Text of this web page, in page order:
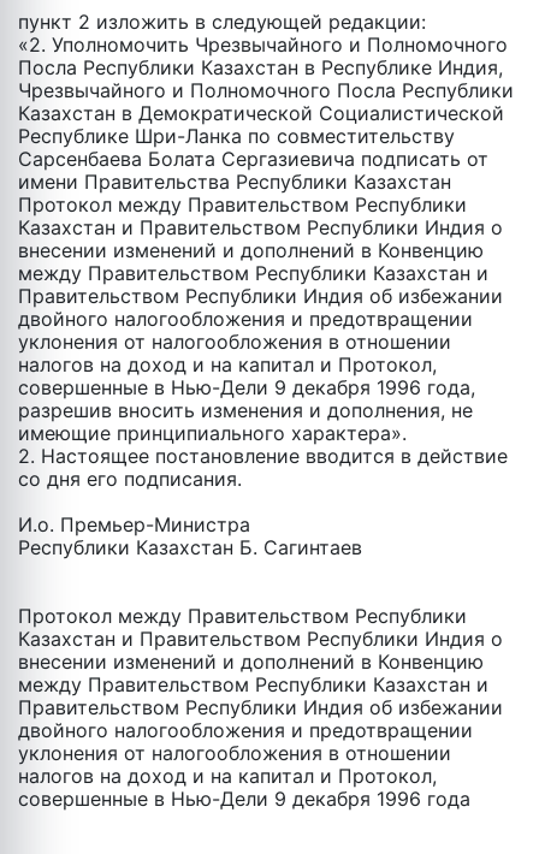
пункт 2 изложить в следующей редакции:
«2. Уполномочить Чрезвычайного и Полномочного
Посла Республики Казахстан в Республике Индия,
Чрезвычайного и Полномочного Посла Республики
Казахстан в Демократической Социалистической
Республике Шри-Ланка по совместительству
Сарсенбаева Болата Сергазиевича подписать от
имени Правительства Республики Казахстан
Протокол между Правительством Республики
Казахстан и Правительством Республики Индия о
внесении изменений и дополнений в Конвенцию
между Правительством Республики Казахстан и
Правительством Республики Индия об избежании
двойного налогообложения и предотвращении
уклонения от налогообложения в отношении
налогов на доход и на капитал и Протокол,
совершенные в Нью-Дели 9 декабря 1996 года,
разрешив вносить изменения и дополнения, не
имеющие принципиального характера».
2. Настоящее постановление вводится в действие
со дня его подписания.
И.о. Премьер-Министра
Республики Казахстан Б. Сагинтаев
Протокол между Правительством Республики
Казахстан и Правительством Республики Индия о
внесении изменений и дополнений в Конвенцию
между Правительством Республики Казахстан и
Правительством Республики Индия об избежании
двойного налогообложения и предотвращении
уклонения от налогообложения в отношении
налогов на доход и на капитал и Протокол,
совершенные в Нью-Дели 9 декабря 1996 года